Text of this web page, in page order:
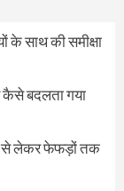
के साथ की समीक्षा
कैसे बदलता गया
से लेकर फेफड़ों तक